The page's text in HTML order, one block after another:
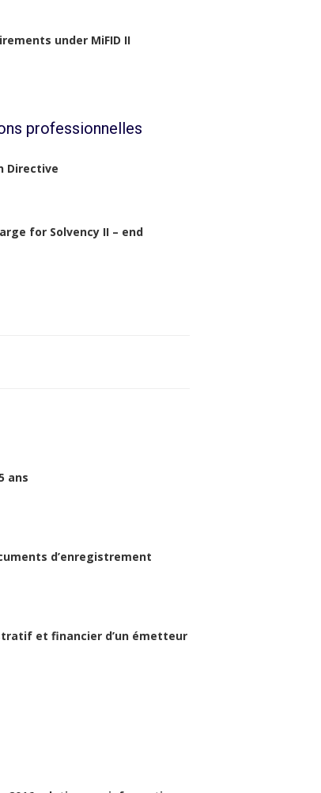
under MiFID II
professionnelles
Directive
for Solvency II – end
ans
d’enregistrement
et financier d’un émetteur